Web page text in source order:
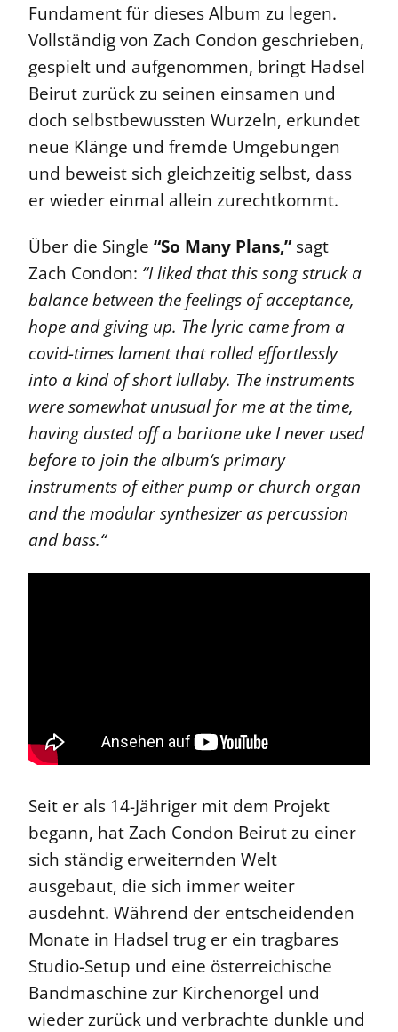
Fundament für dieses Album zu legen.
Vollständig von Zach Condon geschrieben,
gespielt und aufgenommen, bringt Hadsel
Beirut zurück zu seinen einsamen und
doch selbstbewussten Wurzeln, erkundet
neue Klänge und fremde Umgebungen
und beweist sich gleichzeitig selbst, dass
er wieder einmal allein zurechtkommt.
Über die Single “So Many Plans,”sagt
Zach Condon: “I liked that this song struck a
balance between the feelings of acceptance,
hope and giving up. The lyric came from a
covid-times lament that rolled effortlessly
into a kind of short lullaby. The instruments
were somewhat unusual for me at the time,
having dusted off a baritone uke I never used
before to join the album‘s primary
instruments of either pump or church organ
and the modular synthesizer as percussion
and bass.“
Seit er als 14-Jähriger mit dem Projekt
begann, hat Zach Condon Beirut zu einer
sich ständig erweiternden Welt
ausgebaut, die sich immer weiter
ausdehnt. Während der entscheidenden
Monate in Hadsel trug er ein tragbares
Studio-Setup und eine österreichische
Bandmaschine zur Kirchenorgel und
wieder zurück und verbrachte dunkle und